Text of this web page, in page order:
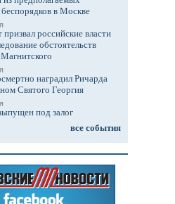
в Москве
российские власти
обстоятельств
наградил Ричарда
Святого Георгия
под залог
все события